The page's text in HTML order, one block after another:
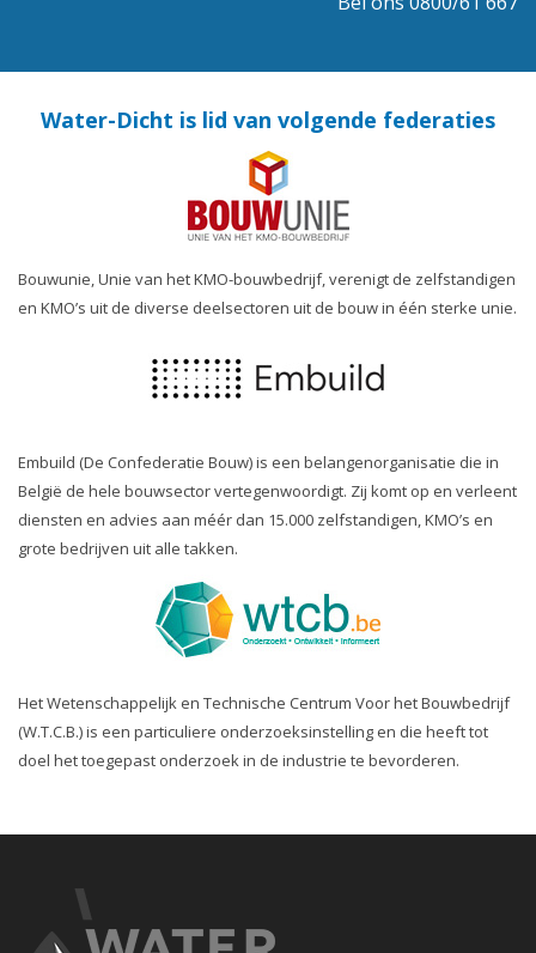
Water-Dicht is lid van volgende federaties
Bouwunie, Unie van het KMO-bouwbedrijf, verenigt de zelfstandigen
en KMO’s uit de diverse deelsectoren uit de bouw in één sterke unie.
Embuild (De Confederatie Bouw) is een belangenorganisatie die in
België de hele bouwsector vertegenwoordigt. Zij komt op en verleent
diensten en advies aan méér dan 15.000 zelfstandigen, KMO’s en
grote bedrijven uit alle takken.
Het Wetenschappelijk en Technische Centrum Voor het Bouwbedrijf
(W.T.C.B.) is een particuliere onderzoeksinstelling en die heeft tot
doel het toegepast onderzoek in de industrie te bevorderen.